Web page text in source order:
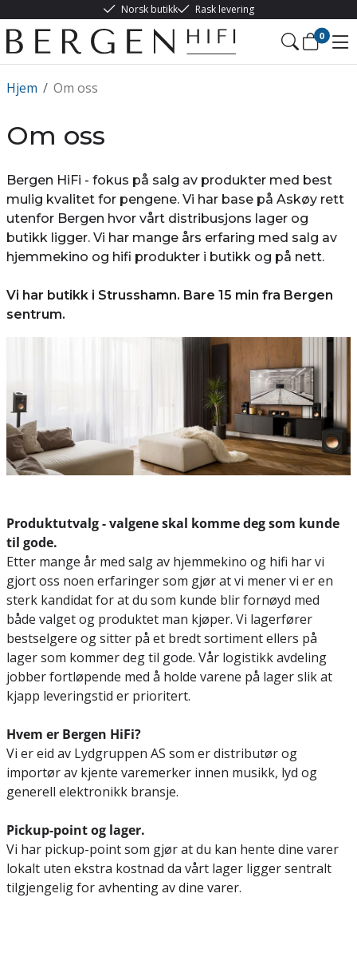
Norsk butikk Rask levering
0
/
Hjem Om oss
Om oss
Bergen HiFi - fokus på salg av produkter med best
mulig kvalitet for pengene. Vi har base på Askøy rett
utenfor Bergen hvor vårt distribusjons lager og
butikk ligger. Vi har mange års erfaring med salg av
hjemmekino og hifi produkter i butikk og på nett.
Vi har butikk i Strusshamn. Bare 15 min fra Bergen
sentrum.
Produktutvalg - valgene skal komme deg som kunde
til gode.
Etter mange år med salg av hjemmekino og hifi har vi
gjort oss noen erfaringer som gjør at vi mener vi er en
sterk kandidat for at du som kunde blir fornøyd med
både valget og produktet man kjøper. Vi lagerfører
bestselgere og sitter på et bredt sortiment ellers på
lager som kommer deg til gode. Vår logistikk avdeling
jobber fortløpende med å holde varene på lager slik at
kjapp leveringstid er prioritert.
Hvem er Bergen HiFi?
Vi er eid av Lydgruppen AS som er distributør og
importør av kjente varemerker innen musikk, lyd og
generell elektronikk bransje.
Pickup-point og lager.
Vi har pickup-point som gjør at du kan hente dine varer
lokalt uten ekstra kostnad da vårt lager ligger sentralt
tilgjengelig for avhenting av dine varer.